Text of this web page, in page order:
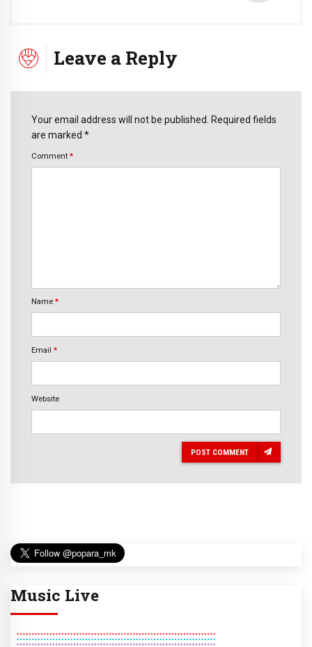
Leave a Reply
Your email address will not be published. Required fields
are marked *
Comment *
Name *
Email *
Website
POST COMMENT
Music Live